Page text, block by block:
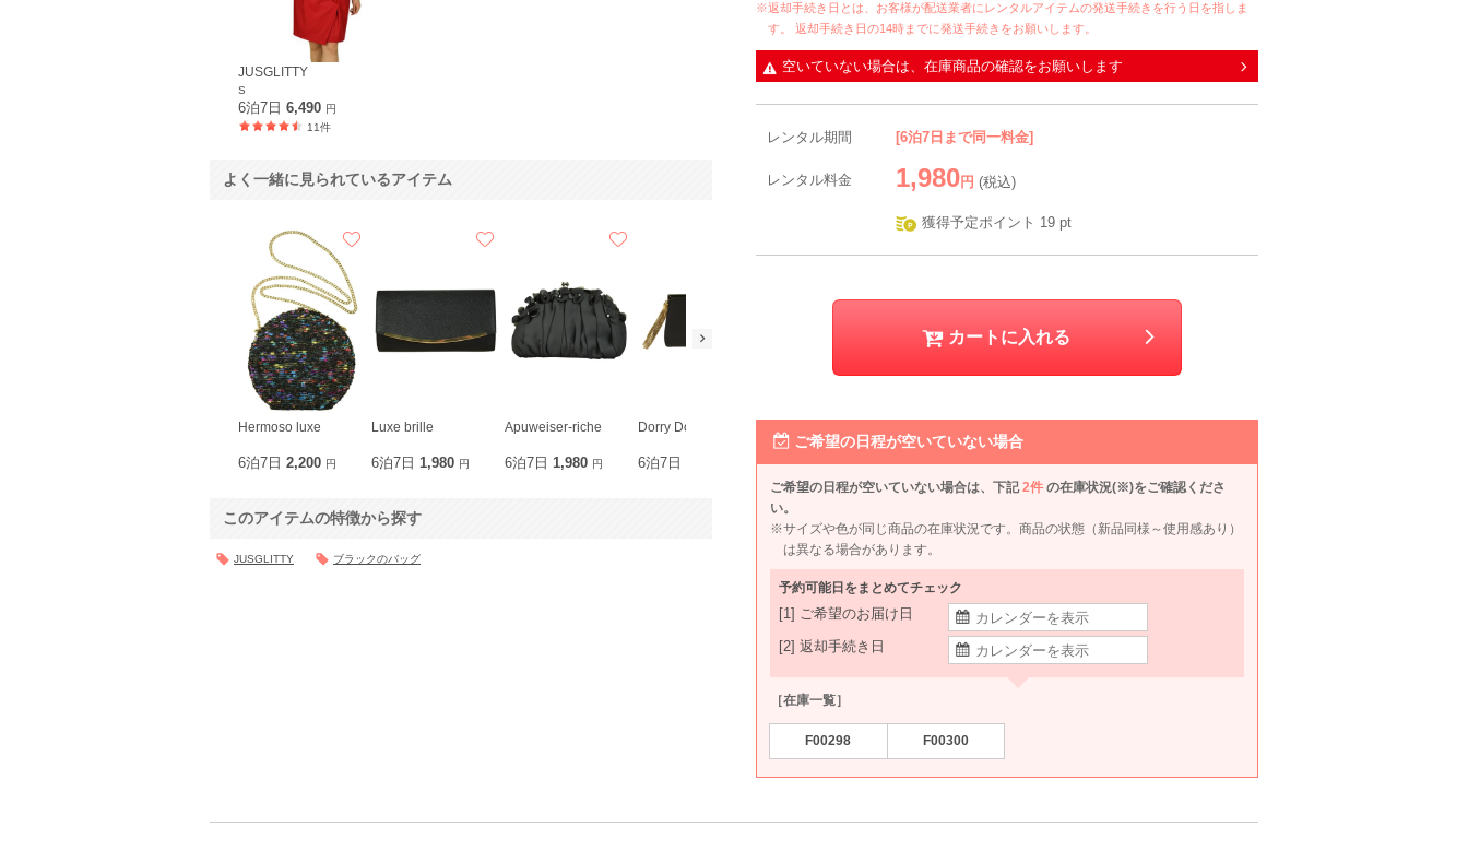
※返却手続き日とは、お客様が配送業者にレンタルアイテムの発送手続きを行う日を指しま
す。 返却手続き日の14時までに発送手続きをお願いします。
空いていない場合は、在庫商品の確認をお願いします
レンタル期間 [6泊7日まで同一料金]
レンタル料金 1,980 円 (税込)
獲得予定ポイント 19 pt
カートに入れる
ご希望の日程が空いていない場合
ご希望の日程が空いていない場合は、下記2件 の在庫状況(※)をご確認くださ
い。
※サイズや色が同じ商品の在庫状況です。商品の状態（新品同様～使用感あり）
は異なる場合があります。
予約可能日をまとめてチェック
[1] ご希望のお届け日
[2] 返却手続き日
［在庫一覧］
F00298 F00300
JUSGLITTY
S
6泊7日 6,490 円
11件
よく一緒に見られているアイテム
Hermoso luxe
6泊7日 2,200 円
Luxe brille
6泊7日1,980 円
Apuweiser-riche
6泊7日1,980 円
Dorry Doll
6泊7日 6泊7日1,980円 6泊7日1,980円 6泊7日2,200円 6泊7日1,980
このアイテムの特徴から探す
JUSGLITTY ブラックのバッグ